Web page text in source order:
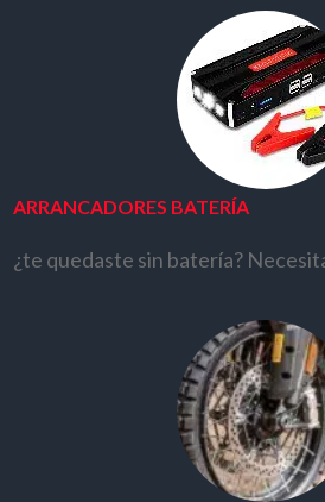
ARRANCADORES BATERÍA
¿te quedaste sin batería?